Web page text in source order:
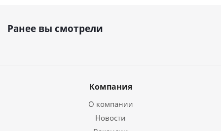
Ранее вы смотрели
Компания
О компании
Новости